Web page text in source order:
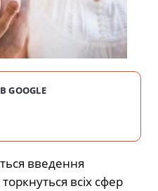
введення
всіх сфер